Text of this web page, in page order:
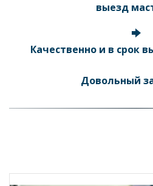
выезд
Качественно и в срок
Довольный